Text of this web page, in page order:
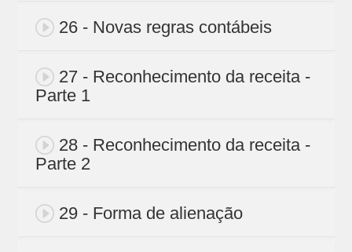
26 - Novas regras contábeis
27 - Reconhecimento da receita -
Parte 1
28 - Reconhecimento da receita -
Parte 2
29 - Forma de alienação